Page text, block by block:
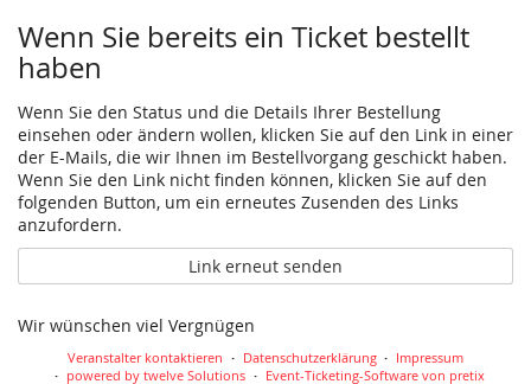
Wenn Sie bereits ein Ticket bestellt
haben
Wenn Sie den Status und die Details Ihrer Bestellung
einsehen oder ändern wollen, klicken Sie auf den Link in einer
der E-Mails, die wir Ihnen im Bestellvorgang geschickt haben.
Wenn Sie den Link nicht finden können, klicken Sie auf den
folgenden Button, um ein erneutes Zusenden des Links
anzufordern.
Link erneut senden
Wir wünschen viel Vergnügen
Veranstalter kontaktieren Datenschutzerklärung
Impressum
powered by twelve Solutions
Event-Ticketing-Software von pretix